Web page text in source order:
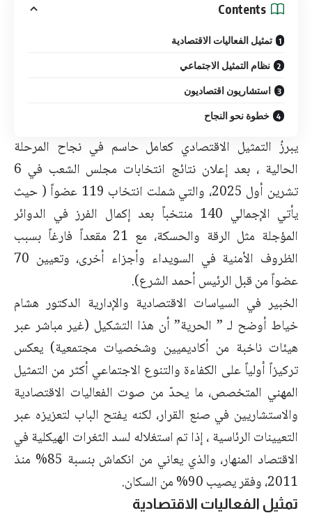
Contents
تمثيل الفعاليات الاقتصادية
نظام التمثيل الاجتماعي
استشاريون اقتصاديون
خطوة نحو النجاح
يبرزُ التمثيل الاقتصادي كعامل حاسم في نجاح المرحلة
الحالية ، بعد إعلان نتائج انتخابات مجلس الشعب في 6
تشرين أول 2025، والتي شملت انتخاب 119 عضواً ( حيث
يأتي الإجمالي 140 منتخباً بعد إكمال الفرز في الدوائر
المؤجلة مثل الرقة والحسكة، مع 21 مقعداً فارغاً بسبب
الظروف الأمنية في السويداء وأجزاء أخرى، وتعيين 70
عضواً من قبل الرئيس أحمد الشرع).
الخبير في السياسات الاقتصادية والإدارية الدكتور هشام
خياط أوضح لـ ” الحرية” أن هذا التشكيل (غير مباشر عبر
هيئات ناخبة من أكاديميين وشخصيات مجتمعية) يعكس
تركيزاً أولياً على الكفاءة والتنوع الاجتماعي أكثر من التمثيل
المهني المتخصص، ما يحدّ من صوت الفعاليات الاقتصادية
والاستشاريين في صنع القرار، لكنه يفتح الباب لتعزيزه عبر
التعيينات الرئاسية ، إذا تم استغلاله لسد الثغرات الهيكلية في
الاقتصاد المنهار، والذي يعاني من انكماش بنسبة 85% منذ
2011، وفقر يصيب 90% من السكان.
تمثيل الفعاليات الاقتصادية